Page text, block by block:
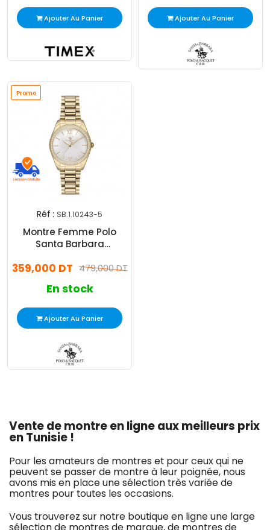
Ajouter Au Panier Ajouter Au Panier
Promo
Promo
Réf : SB.1.10243-5
Montre Femme Polo
Santa Barbara
479,000 DT
359,000 DT
En stock
Ajouter Au Panier
Vente de montre en ligne aux meilleurs prix
en Tunisie !
Pour les amateurs de montres et pour ceux qui ne
peuvent se passer de montre à leur poignée, nous
avons mis en place une sélection très variée de
montres pour toutes les occasions.
Vous trouverez sur notre boutique en ligne une large